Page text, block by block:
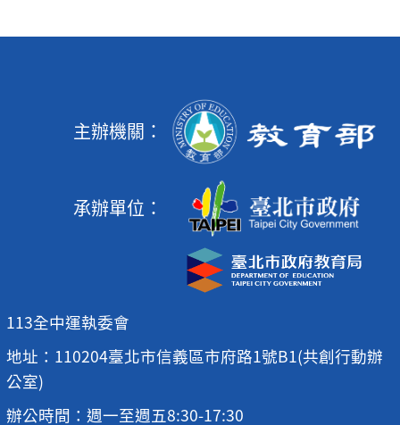
主辦機關：
承辦單位：
113全中運執委會
地址：110204臺北市信義區市府路1號B1(共創行動辦
公室)
辦公時間：週一至週五8:30-17:30